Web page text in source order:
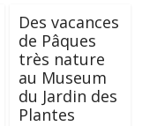
Des vacances
de Pâques
très nature
au Museum
du Jardin des
Plantes